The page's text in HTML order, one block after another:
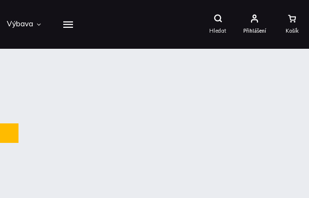
Hledat
Nákupní
Košík
Přihlášení
Výbava